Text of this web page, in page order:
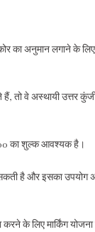
का अनुमान लगाने के
हैं, तो वे अस्थायी उत्तर
का शुल्क आवश्यक है।
सकती है और इसका उपयोग
के लिए मार्किंग योजना